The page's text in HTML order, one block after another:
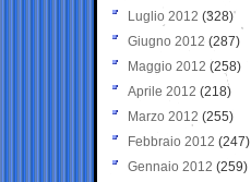
Luglio 2012 (328)
Giugno 2012 (287)
Maggio 2012 (258)
Aprile 2012 (218)
Marzo 2012 (255)
Febbraio 2012 (247)
Gennaio 2012 (259)